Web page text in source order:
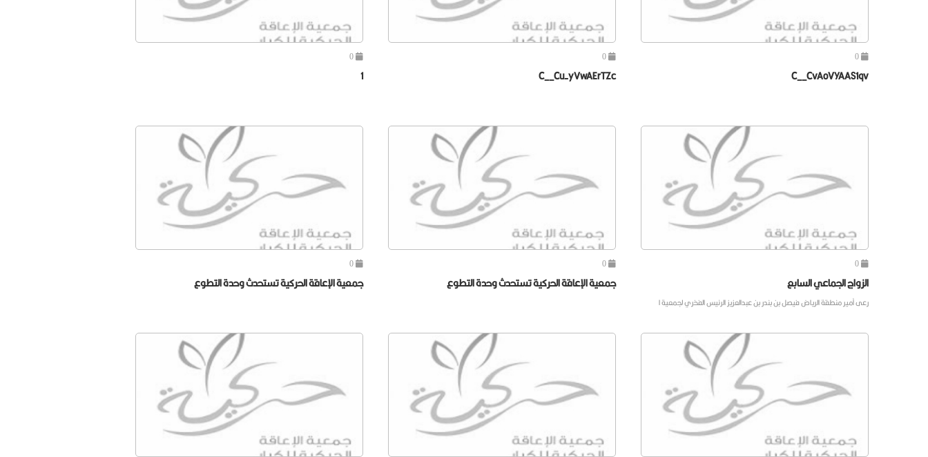
0
C__CvAoVYAAS1qv
0
C__Cu-yVwAErTZc
0
1
0
الزواج الجماعي السابع
رعى أمير منطقة الرياض فيصل بن بندر بن عبدالعزيز الرئيس الفخري لجمعية ا
0
جمعية الإعاقة الحركية تستحدث وحدة التطوع
0
جمعية الإعاقة الحركية تستحدث وحدة التطوع